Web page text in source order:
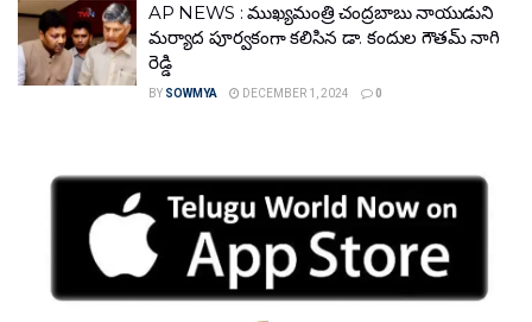
AP NEWS : ముఖ్యమంత్రి చంద్రబాబు నాయుడుని
మర్యాద పూర్వకంగా కలిసిన డా. కందుల గౌతమ్ నాగి
రెడ్డి
BY SOWMYA DECEMBER 1, 2024 0